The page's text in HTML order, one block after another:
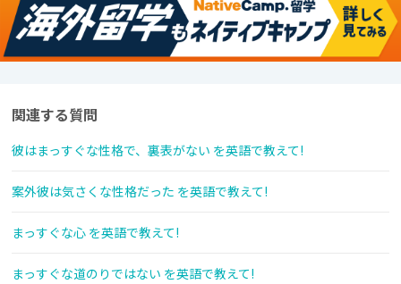
関連する質問
彼はまっすぐな性格で、裏表がない を英語で教えて!
案外彼は気さくな性格だった を英語で教えて!
まっすぐな心 を英語で教えて!
まっすぐな道のりではない を英語で教えて!